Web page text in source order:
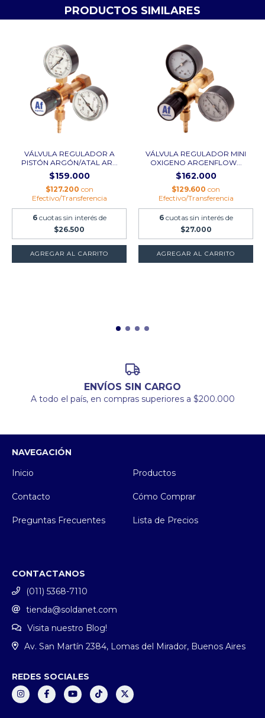
PRODUCTOS SIMILARES
VÁLVULA REGULADOR A
PISTÓN ARGÓN/ATAL AR...
$159.000
$127.200 con
Efectivo/Transferencia
6 cuotas sin interés de
$26.500
VÁLVULA REGULADOR MINI
OXIGENO ARGENFLOW...
$162.000
$129.600 con
Efectivo/Transferencia
6 cuotas sin interés de
$27.000
ENVÍOS SIN CARGO
A todo el país, en compras superiores a $200.000
NAVEGACIÓN
Inicio
Productos
Contacto Cómo Comprar
Preguntas Frecuentes Lista de Precios
CONTACTANOS
(011) 5368-7110
tienda@soldanet.com
Visita nuestro Blog!
Av. San Martín 2384, Lomas del Mirador, Buenos Aires
REDES SOCIALES